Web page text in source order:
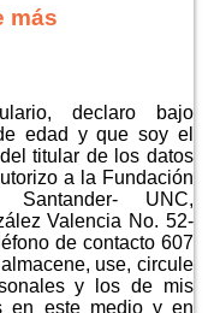
más
declaro bajo
edad y que soy el
titular de los datos
a la Fundación
Santander- UNC,
Valencia No. 52-
de contacto 607
use, circule
y los de mis
en este medio y en